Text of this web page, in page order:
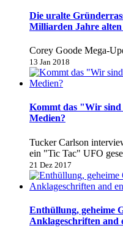
Die uralte
Milliarden Jahre
Corey Goode Mega-
13 Jan 2018
Kommt das "Wir
Medien?
Tucker Carlson
ein "Tic Tac" UFO
21 Dez 2017
Enthüllung, geheime
Anklageschriften and